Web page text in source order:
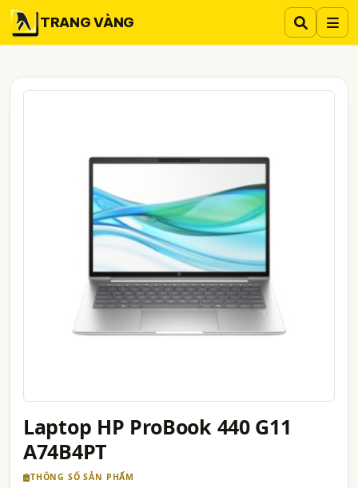
TRANG VÀNG
Laptop HP ProBook 440 G11
A74B4PT
THÔNG SỐ SẢN PHẨM